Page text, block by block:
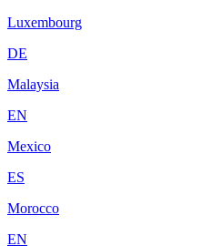
Luxembourg
DE
Malaysia
EN
Mexico
ES
Morocco
EN